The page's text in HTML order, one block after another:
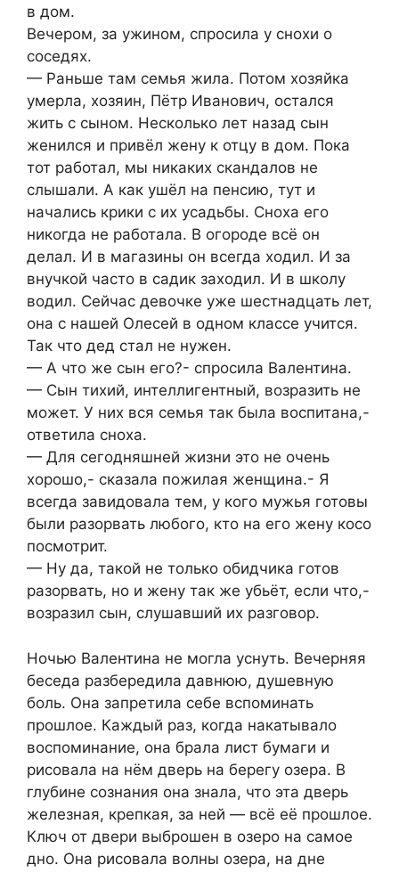
в дом.
Вечером, за ужином, спросила у снохи о
соседях.
— Раньше там семья жила. Потом хозяйка
умерла, хозяин, Пётр Иванович, остался
жить с сыном. Несколько лет назад сын
женился и привёл жену к отцу в дом. Пока
тот работал, мы никаких скандалов не
слышали. А как ушёл на пенсию, тут и
начались крики с их усадьбы. Сноха его
никогда не работала. В огороде всё он
делал. И в магазины он всегда ходил. И за
внучкой часто в садик заходил. И в школу
водил. Сейчас девочке уже шестнадцать лет,
она с нашей Олесей в одном классе учится.
Так что дед стал не нужен.
— А что же сын его?- спросила Валентина.
— Сын тихий, интеллигентный, возразить не
может. У них вся семья так была воспитана,-
ответила сноха.
— Для сегодняшней жизни это не очень
хорошо,- сказала пожилая женщина.- Я
всегда завидовала тем, у кого мужья готовы
были разорвать любого, кто на его жену косо
посмотрит.
— Ну да, такой не только обидчика готов
разорвать, но и жену так же убьёт, если что,-
возразил сын, слушавший их разговор.
Ночью Валентина не могла уснуть. Вечерняя
беседа разбередила давнюю, душевную
боль. Она запретила себе вспоминать
прошлое. Каждый раз, когда накатывало
воспоминание, она брала лист бумаги и
рисовала на нём дверь на берегу озера. В
глубине сознания она знала, что эта дверь
железная, крепкая, за ней — всё её прошлое.
Ключ от двери выброшен в озеро на самое
дно. Она рисовала волны озера, на дне